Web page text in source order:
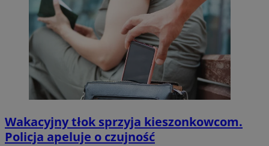
Wakacyjny tłok sprzyja kieszonkowcom.
Policja apeluje o czujność